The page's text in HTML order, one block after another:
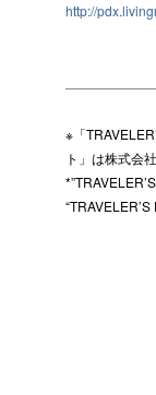
http://
※「
ト」は株式会